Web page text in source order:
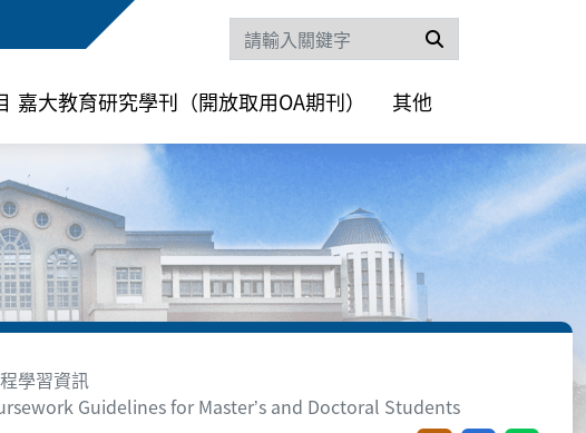
嘉大教育研究學刊（開放取用OA期刊） 其他
學習資訊
Guidelines for Master’s and Doctoral Students